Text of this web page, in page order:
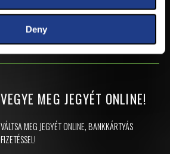
Deny
VEGYE MEG JEGYÉT ONLINE!
VÁLTSA MEG JEGYÉT ONLINE, BANKKÁRTYÁS
FIZETÉSSEL!